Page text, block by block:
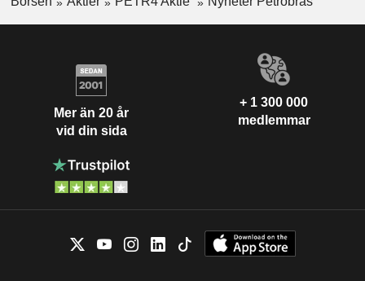
Mer än 20 år
vid din sida
+ 1 300 000
medlemmar